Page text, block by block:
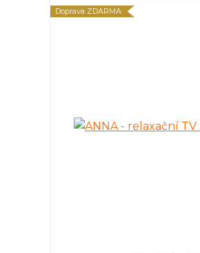
Doprava ZDARMA